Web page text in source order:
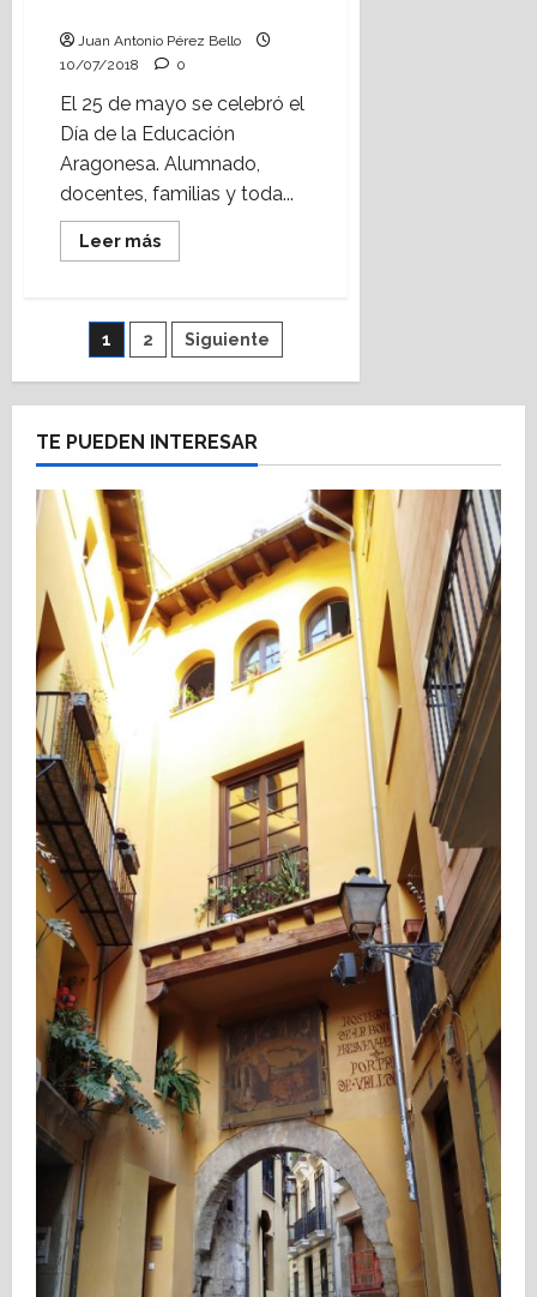
Juan Antonio Pérez Bello
10/07/2018
0
El 25 de mayo se celebró el
Día de la Educación
Aragonesa. Alumnado,
docentes, familias y toda...
Leer másLeer
más
de
Educación
Paginación
de
entradas
1 2 Siguiente
TE PUEDEN INTERESAR